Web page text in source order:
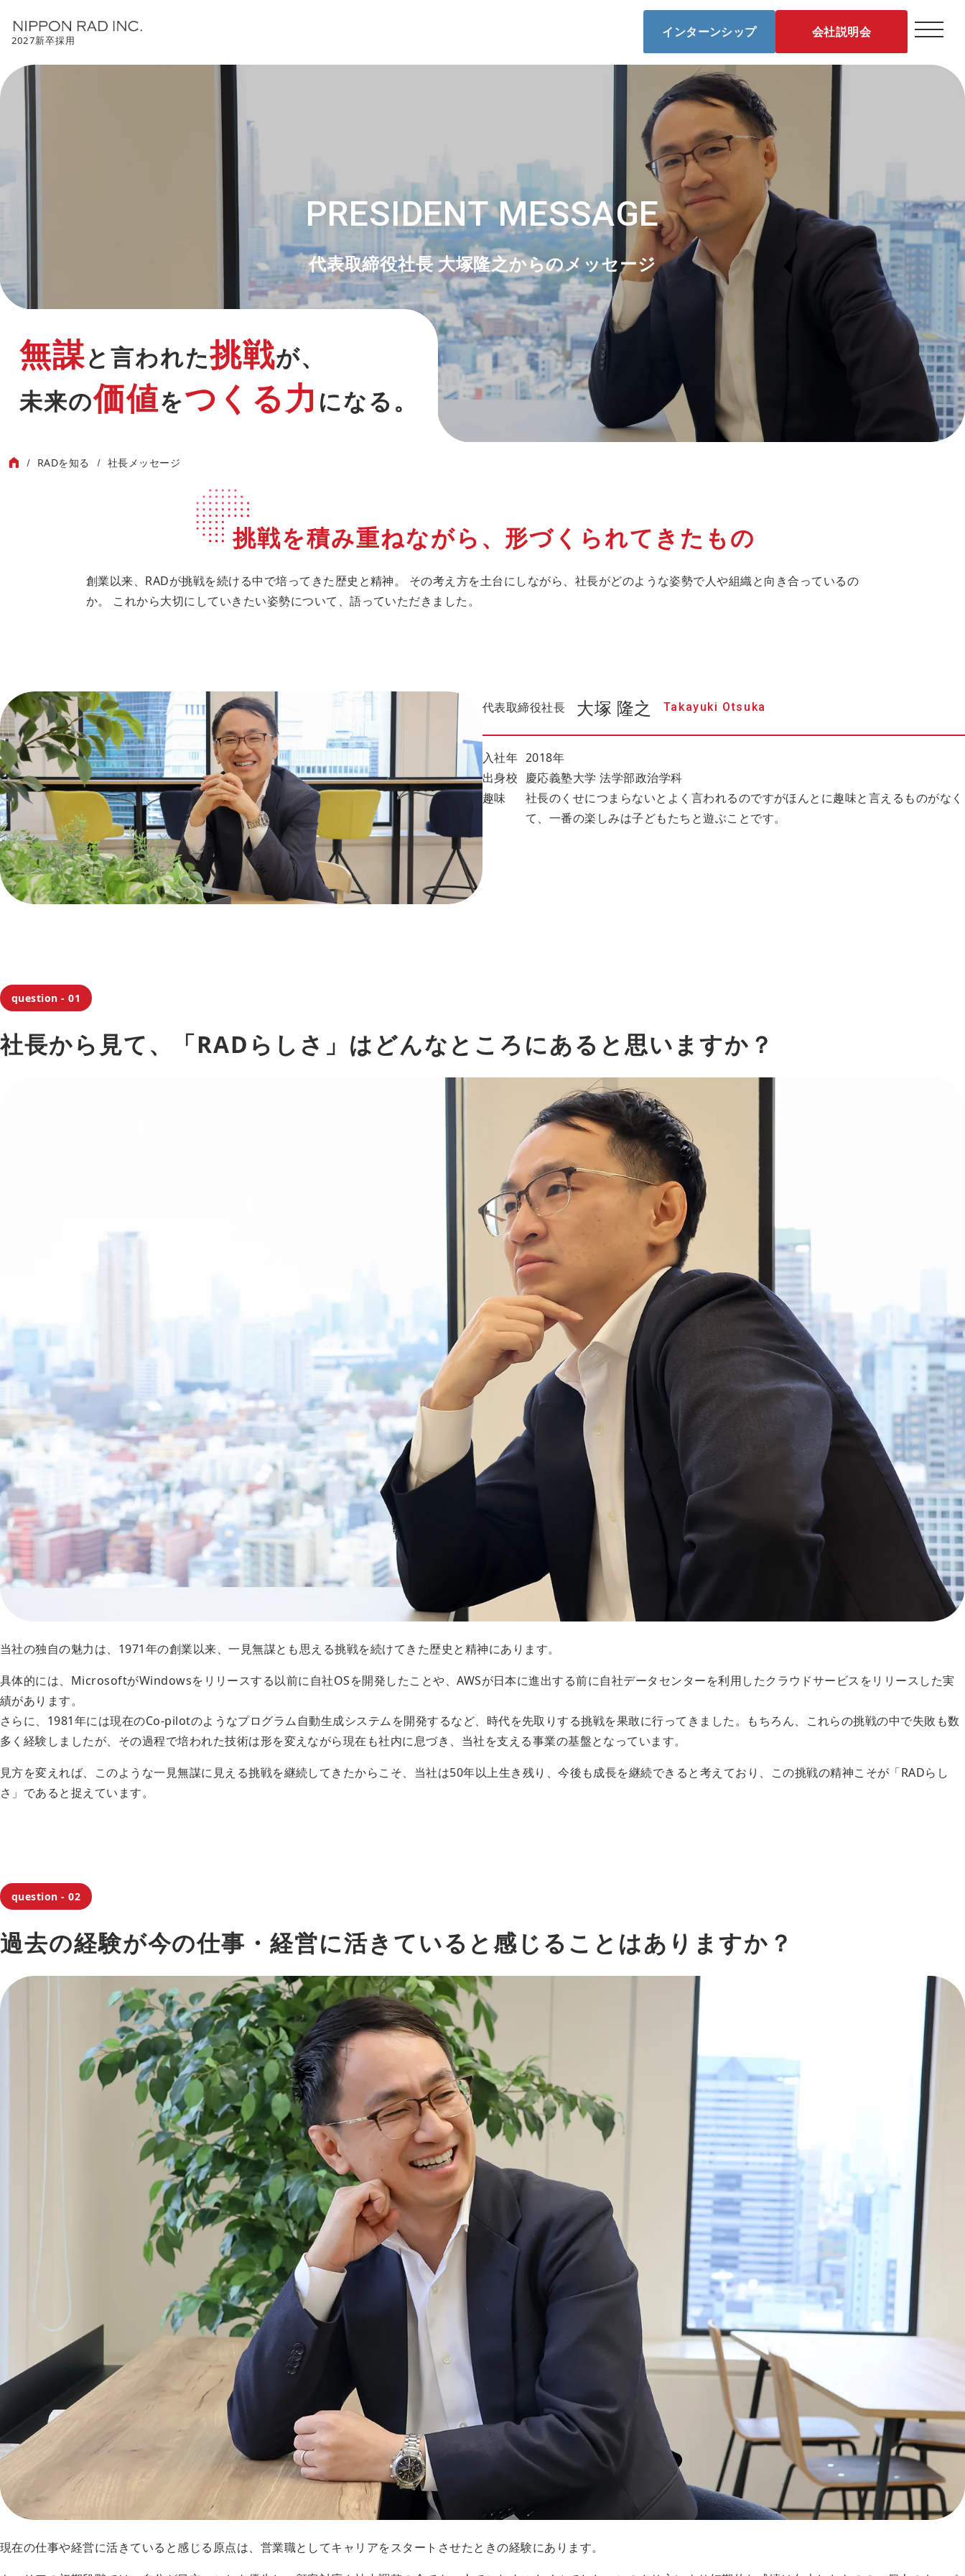
2027新卒採用
インターンシップ 会社説明会
PRESIDENT MESSAGE
代表取締役社長 大塚隆之からのメッセージ
無謀と言われた挑戦が、
未来の価値をつくる力 になる。
RADを知る 社長メッセージ
挑戦を積み重ねながら、形づくられてきたもの
創業以来、RADが挑戦を続ける中で培ってきた歴史と精神。 その考え方を土台にしながら、社長がどのような姿勢で人や組織と向き合っているの
か。 これから大切にしていきたい姿勢について、語っていただきました。
代表取締役社長 大塚 隆之 Takayuki Otsuka
入社年 2018年
出身校 慶応義塾大学 法学部政治学科
趣味
社長のくせにつまらないとよく言われるのですがほんとに趣味と言えるものがなく
て、一番の楽しみは子どもたちと遊ぶことです。
question - 01
社長から見て、「RADらしさ」はどんなところにあると思いますか？
当社の独自の魅力は、1971年の創業以来、一見無謀とも思える挑戦を続けてきた歴史と精神にあります。
具体的には、MicrosoftがWindowsをリリースする以前に自社OSを開発したことや、AWSが日本に進出する前に自社データセンターを利用したクラウドサービスをリリースした実
績があります。
さらに、1981年には現在のCo-pilotのようなプログラム自動生成システムを開発するなど、時代を先取りする挑戦を果敢に行ってきました。もちろん、これらの挑戦の中で失敗も数
多く経験しましたが、その過程で培われた技術は形を変えながら現在も社内に息づき、当社を支える事業の基盤となっています。
見方を変えれば、このような一見無謀に見える挑戦を継続してきたからこそ、当社は50年以上生き残り、今後も成長を継続できると考えており、この挑戦の精神こそが「RADらし
さ」であると捉えています。
question - 02
過去の経験が今の仕事・経営に活きていると感じることはありますか？
現在の仕事や経営に活きていると感じる原点は、営業職としてキャリアをスタートさせたときの経験にあります。